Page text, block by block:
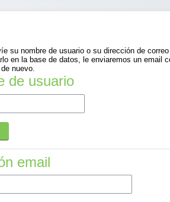
su nombre de usuario o su dirección de correo
en la base de datos, le enviaremos un email
nuevo.
usuario
de usuario
email
email